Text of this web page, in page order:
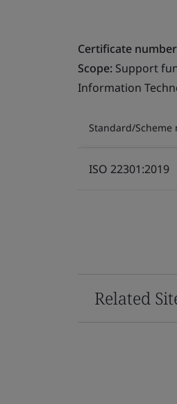
Certificate
Scope: Support
Information
Standard/
ISO 22301:2019
Related